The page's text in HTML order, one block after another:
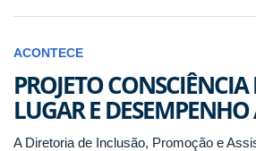
ACONTECE
PROJETO
LUGAR E
A Diretoria de Inclusão, Promoção e